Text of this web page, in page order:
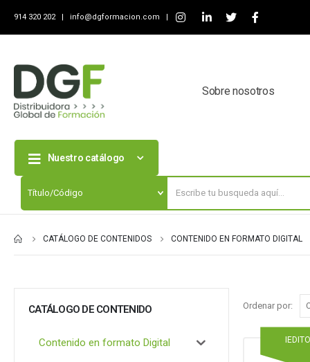
914 320 202 | info@dgformacion.com |
Sobre nosotros
Nuestro catálogo
CATÁLOGO DE CONTENIDOS CONTENIDO EN FORMATO DIGITAL
Ordenar por:
CATÁLOGO DE CONTENIDO
Contenido en formato Digital